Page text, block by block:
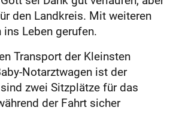
den Landkreis. Mit weiteren
Leben gerufen.
Transport der Kleinsten
Notarztwagen ist der
zwei Sitzplätze für das
der Fahrt sicher